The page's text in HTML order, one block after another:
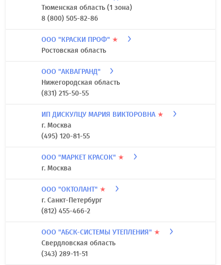
Тюменская область (1 зона)
8 (800) 505-82-86
ООО "КРАСКИ ПРОФ" ★
Ростовская область
ООО "АКВАГРАНД"
Нижегородская область
(831) 215-50-55
ИП ДИСКУЛЦУ МАРИЯ ВИКТОРОВНА ★
г. Москва
(495) 120-81-55
ООО "МАРКЕТ КРАСОК" ★
г. Москва
ООО "ОКТОЛАНТ" ★
г. Санкт-Петербург
(812) 455-466-2
ООО "АБСК-СИСТЕМЫ УТЕПЛЕНИЯ" ★
Свердловская область
(343) 289-11-51